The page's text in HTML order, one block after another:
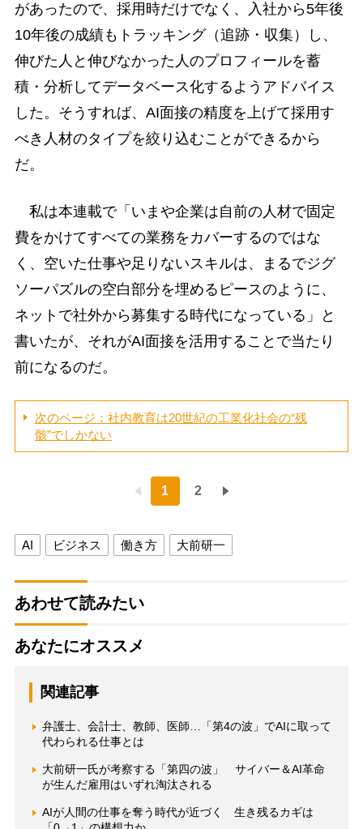
があったので、採用時だけでなく、入社から5年後
10年後の成績もトラッキング（追跡・収集）し、
伸びた人と伸びなかった人のプロフィールを蓄
積・分析してデータベース化するようアドバイス
した。そうすれば、AI面接の精度を上げて採用す
べき人材のタイプを絞り込むことができるから
だ。
私は本連載で「いまや企業は自前の人材で固定
費をかけてすべての業務をカバーするのではな
く、空いた仕事や足りないスキルは、まるでジグ
ソーパズルの空白部分を埋めるピースのように、
ネットで社外から募集する時代になっている」と
書いたが、それがAI面接を活用することで当たり
前になるのだ。
次のページ：社内教育は20世紀の工業化社会の“残
骸”でしかない
1 2
AI ビジネス 働き方 大前研一
あわせて読みたい
あなたにオススメ
関連記事
弁護士、会計士、教師、医師…「第4の波」でAIに取って
代わられる仕事とは
大前研一氏が考察する「第四の波」 サイバー＆AI革命
が生んだ雇用はいずれ淘汰される
AIが人間の仕事を奪う時代が近づく 生き残るカギは